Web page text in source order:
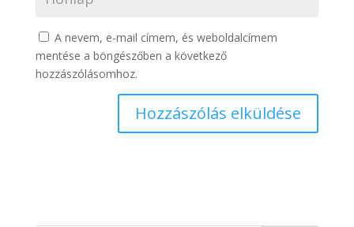
A nevem, e-mail címem, és weboldalcímem
mentése a böngészőben a következő
hozzászólásomhoz.